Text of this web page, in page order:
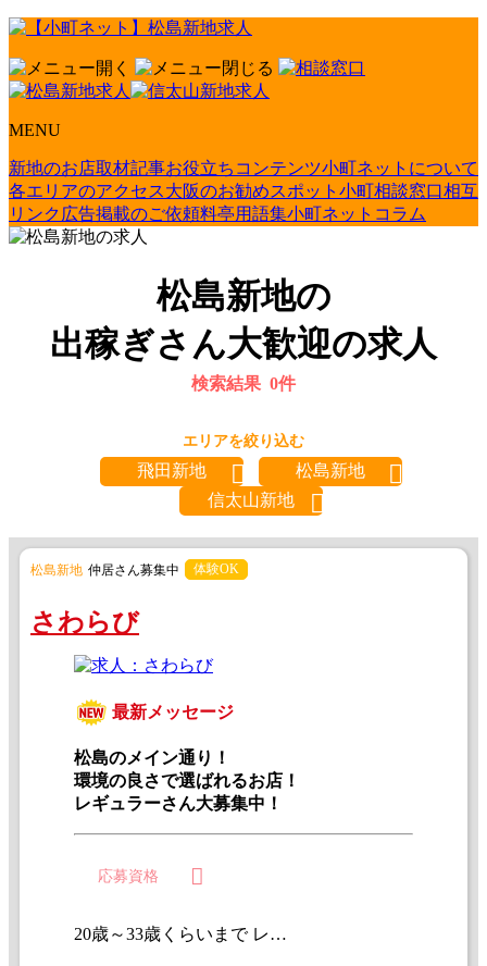
MENU
新地のお店取材記事お役立ちコンテンツ小町ネットについて
各エリアのアクセス大阪のお勧めスポット 小町相談窓口相互
リンク 広告掲載のご依頼料亭用語集小町ネットコラム
松島新地の
出稼ぎさん大歓迎の求人
検索結果 0件
エリアを絞り込む
飛田新地
松島新地
信太山新地
松島新地 仲居さん募集中 体験OK
さわらび
最新メッセージ
松島のメイン通り！
環境の良さで選ばれるお店！
レギュラーさん大募集中！
応募資格
20歳～33歳くらいまで レギュラー大歓迎！ 週末のみの出勤もOK！